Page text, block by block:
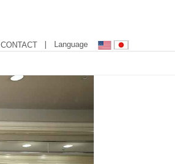
CONTACT | Language